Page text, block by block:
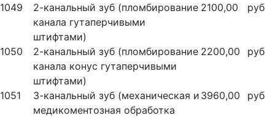
1049
2-канальный зуб (пломбирование
канала гутаперчивыми
штифтами)
2100,00 руб
1050
2-канальный зуб (пломбирование
канала конус гутаперчивыми
штифтами)
2200,00 руб
1051
3-канальный зуб (механическая и
медикоментозная обработка
3960,00 руб